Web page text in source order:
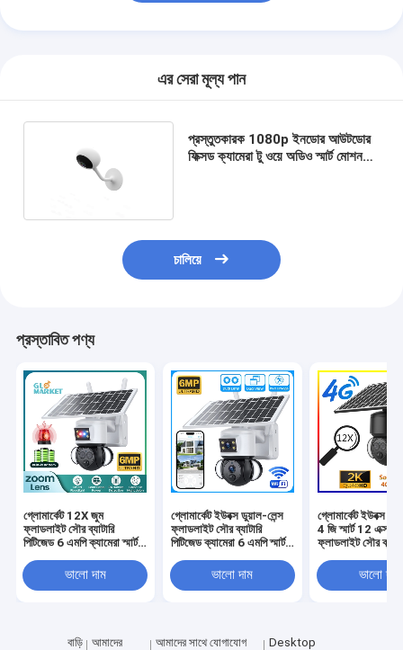
এর সেরা মূল্য পান
প্রস্তুতকারক 1080p ইনডোর আউটডোর
ফিক্সড ক্যামেরা টু ওয়ে অডিও স্মার্ট মোশন
চালিয়ে
প্রস্তাবিত পণ্য
গ্লোমার্কেট 12X জুম
ফ্লাডলাইট সৌর ব্যাটারি
পিটিজেড 6 এমপি ক্যামেরা স্মার্ট
সিকিউরিটি ক্যামেরা
ভালো দাম
গ্লোমার্কেট ইউবক্স ডুয়াল-লেন্স
ফ্লাডলাইট সৌর ব্যাটারি
পিটিজেড ক্যামেরা 6 এমপি স্মার্ট
পিটিজেড ক্যামেরা
ভালো দাম
গ্লোমার্কেট ইউবক্স
4 জি স্মার্ট 12 এক্স
ফ্লাডলাইট সৌর
পিআইআর হিউম্যান
ক্যামেরা
ভালো দাম
বাড়ি আমাদের আমাদের সাথে যোগাযোগ
Desktop